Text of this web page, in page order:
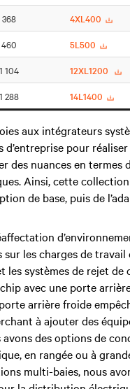
368 4XL400
460 5L500
1 104 12XL1200
1 288 14L1400
aux intégrateurs
pour
des nuances en
Ainsi, cette
de base, puis de
les charges de
les systèmes de rejet
avec une porte
arrière froide
à ajouter des
des options de
en rangée ou à
multi-baies, nous